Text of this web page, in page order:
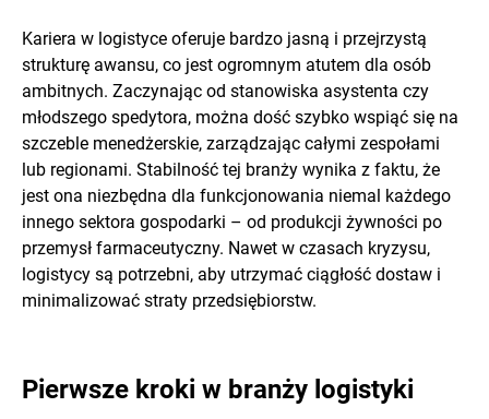
Kariera w logistyce oferuje bardzo jasną i przejrzystą
strukturę awansu, co jest ogromnym atutem dla osób
ambitnych. Zaczynając od stanowiska asystenta czy
młodszego spedytora, można dość szybko wspiąć się na
szczeble menedżerskie, zarządzając całymi zespołami
lub regionami. Stabilność tej branży wynika z faktu, że
jest ona niezbędna dla funkcjonowania niemal każdego
innego sektora gospodarki – od produkcji żywności po
przemysł farmaceutyczny. Nawet w czasach kryzysu,
logistycy są potrzebni, aby utrzymać ciągłość dostaw i
minimalizować straty przedsiębiorstw.
Pierwsze kroki w branży logistyki